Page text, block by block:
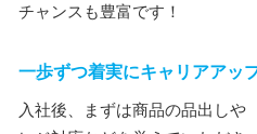
チャンスも豊富です！
一歩ずつ着実にキャリアアッ
入社後、まずは商品の品出しや